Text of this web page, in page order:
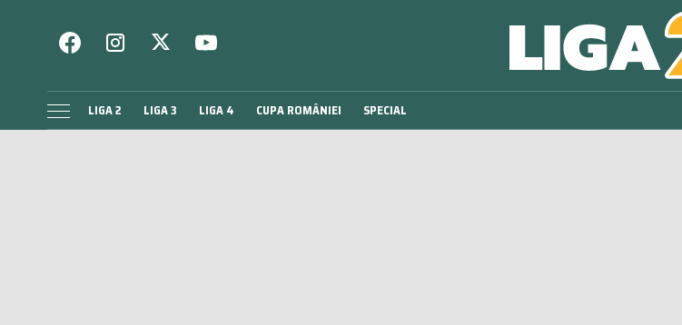
LIGA 2 LIGA 3 LIGA 4 CUPA ROMÂNIEI SPECIAL